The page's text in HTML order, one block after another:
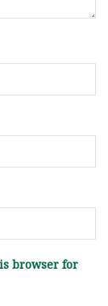
browser for